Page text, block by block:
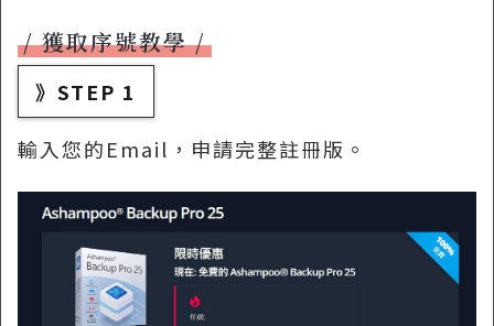
獲取序號教學
》STEP 1
輸入您的Email，申請完整註冊版。